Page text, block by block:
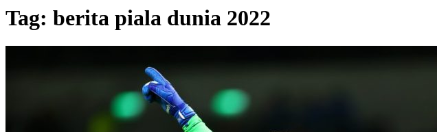
Tag: berita piala dunia 2022